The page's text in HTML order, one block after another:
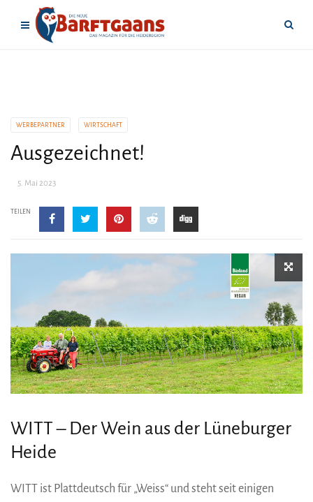
WERBEPARTNER WIRTSCHAFT
Ausgezeichnet!
5. Mai 2023
TEILEN
WITT – Der Wein aus der Lüneburger
Heide
WITT ist Plattdeutsch für „Weiss“ und steht seit einigen